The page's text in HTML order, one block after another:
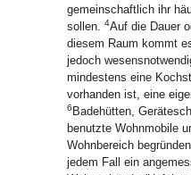
gemeinschaftlich ihr
sollen. 4Auf die Dauer
diesem Raum kommt
jedoch
mindestens eine
vorhanden ist, eine
6 Badehütten,
benutzte Wohnmobile
Wohnbereich
jedem Fall ein